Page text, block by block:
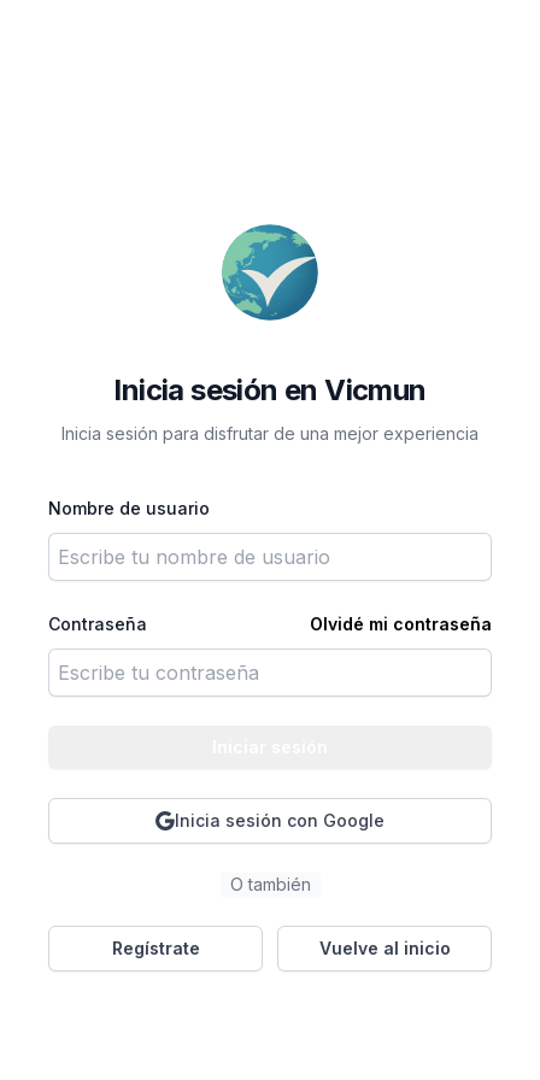
Inicia sesión en Vicmun
Inicia sesión para disfrutar de una mejor experiencia
Nombre de usuario
Contraseña Olvidé mi contraseña
Inicia sesión con Google
O también
Regístrate Vuelve al inicio